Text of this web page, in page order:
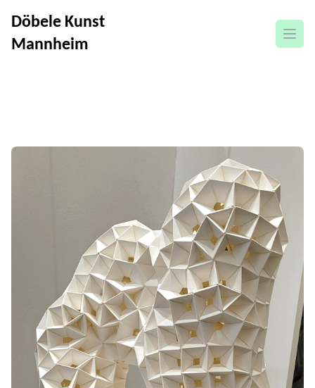
Döbele Kunst
Mannheim